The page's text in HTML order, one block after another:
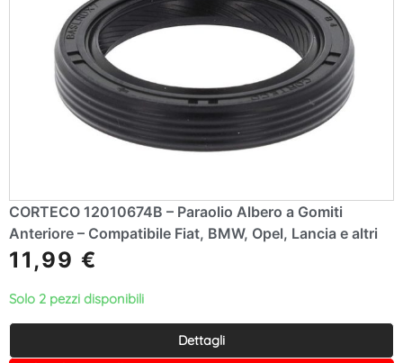
CORTECO 12010674B – Paraolio Albero a Gomiti
Anteriore – Compatibile Fiat, BMW, Opel, Lancia e altri
11,99 €
Solo 2 pezzi disponibili
Dettagli